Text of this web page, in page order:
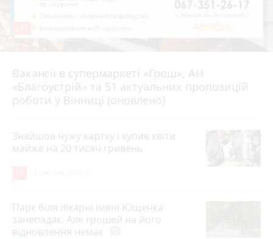
Вакансії в супермаркеті «Грош», АН
«Благоустрій» та 51 актуальних пропозицій
роботи у Вінниці (оновлено)
4 серпня 2026 р.
Знайшов чужу картку і купив квіти
майже на 20 тисяч гривень
Парк біля лікарні імені Ющенка
занепадає. Але грошей на його
відновлення немає